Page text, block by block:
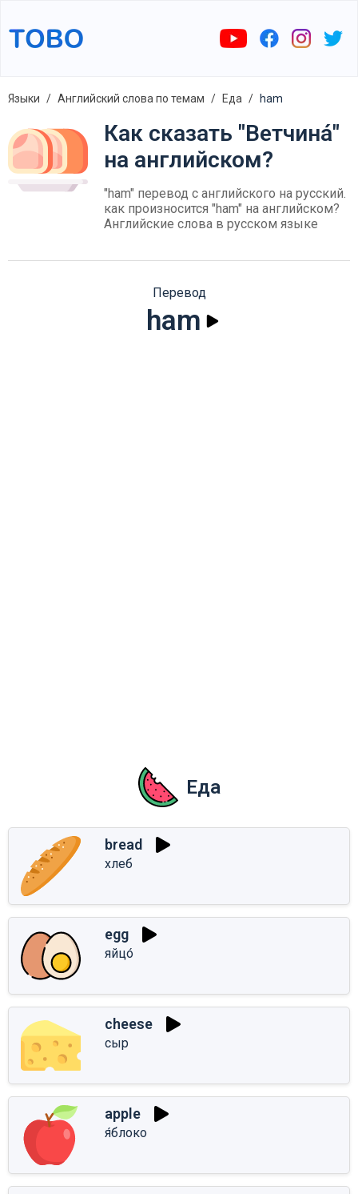
Языки Английский слова по темам Еда ham
Как сказать "Ветчина́"
на английском?
"ham" перевод с английского на русский.
как произносится "ham" на английском?
Английские слова в русском языке
Перевод
ham
Еда
bread
хлеб
egg
яйцо́
cheese
сыр
apple
я́блоко